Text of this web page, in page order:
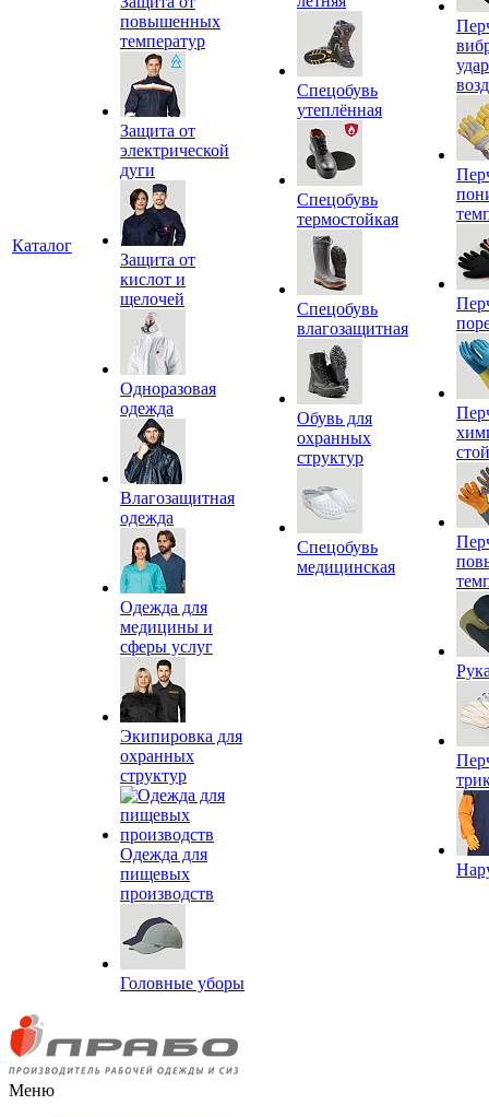
Каталог
повышенных
температур
Защита от
электрической
дуги
Защита от
кислот и
щелочей
Одноразовая
одежда
Влагозащитная
одежда
Одежда для
медицины и
сферы услуг
Экипировка для
охранных
структур
Одежда для
пищевых
производств
Головные уборы
Спецобувь
утеплённая
Спецобувь
термостойкая
Спецобувь
влагозащитная
Обувь для
охранных
структур
Спецобувь
медицинская
Меню